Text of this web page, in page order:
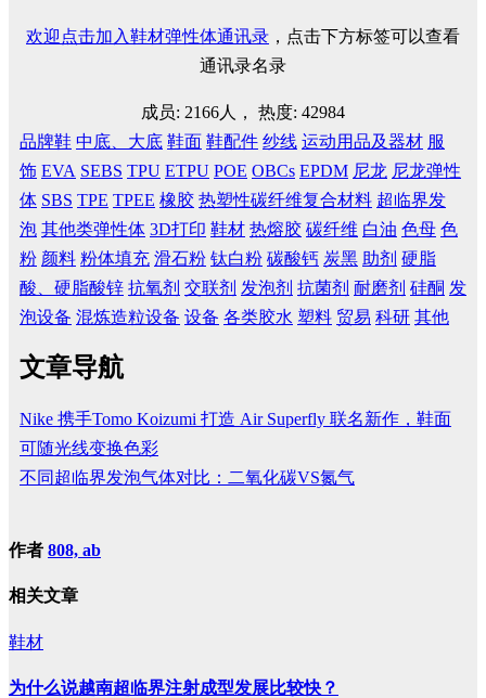
欢迎点击加入鞋材弹性体通讯录 ，点击下方标签可以查看
通讯录名录
成员: 2166人， 热度: 42984
品牌鞋 中底、大底 鞋面 鞋配件 纱线 运动用品及器材 服
饰 EVA SEBS TPU ETPU POE OBCs EPDM 尼龙 尼龙弹性
体 SBS TPE TPEE 橡胶 热塑性碳纤维复合材料 超临界发
泡 其他类弹性体 3D打印 鞋材 热熔胶 碳纤维 白油 色母 色
粉 颜料 粉体填充 滑石粉 钛白粉 碳酸钙 炭黑 助剂 硬脂
酸、硬脂酸锌 抗氧剂 交联剂 发泡剂 抗菌剂 耐磨剂 硅酮 发
泡设备 混炼造粒设备 设备 各类胶水 塑料 贸易 科研 其他
文章导航
Nike 携手Tomo Koizumi 打造 Air Superfly 联名新作，鞋面
可随光线变换色彩
不同超临界发泡气体对比：二氧化碳VS氮气
作者 808, ab
相关文章
鞋材
为什么说越南超临界注射成型发展比较快？